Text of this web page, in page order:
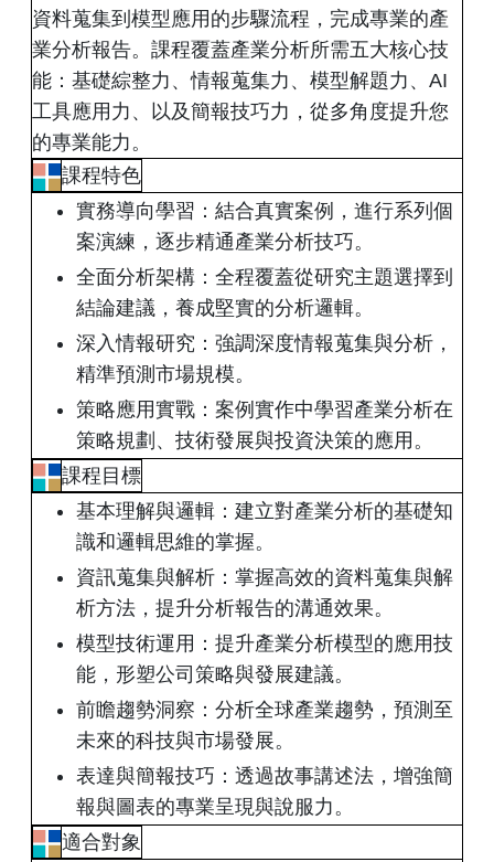
資料蒐集到模型應用的步驟流程，完成專業的產
業分析報告。課程覆蓋產業分析所需五大核心技
能：基礎綜整力、情報蒐集力、模型解題力、AI
工具應用力、以及簡報技巧力，從多角度提升您
的專業能力。
課程特色
實務導向學習：結合真實案例，進行系列個
案演練，逐步精通產業分析技巧。
全面分析架構：全程覆蓋從研究主題選擇到
結論建議，養成堅實的分析邏輯。
深入情報研究：強調深度情報蒐集與分析，
精準預測市場規模。
策略應用實戰：案例實作中學習產業分析在
策略規劃、技術發展與投資決策的應用。
課程目標
基本理解與邏輯：建立對產業分析的基礎知
識和邏輯思維的掌握。
資訊蒐集與解析：掌握高效的資料蒐集與解
析方法，提升分析報告的溝通效果。
模型技術運用：提升產業分析模型的應用技
能，形塑公司策略與發展建議。
前瞻趨勢洞察：分析全球產業趨勢，預測至
未來的科技與市場發展。
表達與簡報技巧：透過故事講述法，增強簡
報與圖表的專業呈現與說服力。
適合對象